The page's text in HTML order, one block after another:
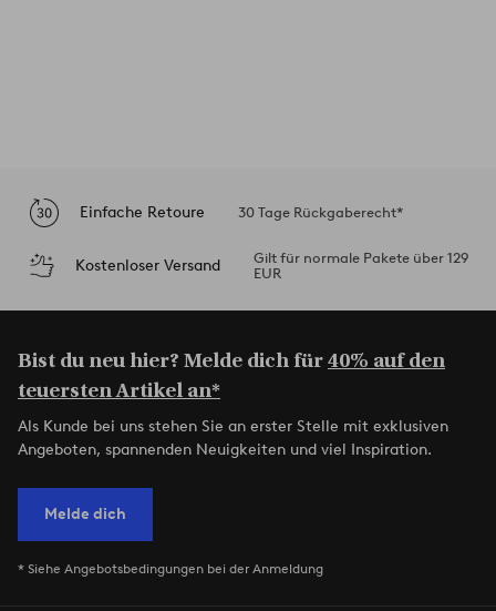
Einfache Retoure 30 Tage Rückgaberecht*
Kostenloser Versand
Gilt für normale Pakete über 129
EUR
Bist du neu hier? Melde dich für40% auf den
teuersten Artikel an*
Als Kunde bei uns stehen Sie an erster Stelle mit exklusiven
Angeboten, spannenden Neuigkeiten und viel Inspiration.
Melde dich
* Siehe Angebotsbedingungen bei der Anmeldung